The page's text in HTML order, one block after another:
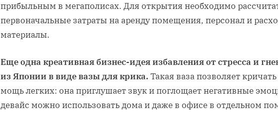
прибыльным в мегаполисах. Для открытия необходимо
первоначальные затраты на аренду помещения, персонал и
материалы.
Еще одна креативная бизнес-идея избавления от стресса и
из Японии в виде вазы для крика. Такая ваза позволяет
мощь легких: она приглушает звук и поглощает негативные
девайс можно использовать дома и даже в офисе в отдельном